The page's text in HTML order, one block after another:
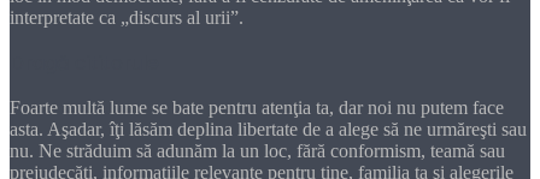
interpretate ca „discurs al urii”.
Foarte multă lume se bate pentru atenţia ta, dar noi nu putem face
asta. Aşadar, îţi lăsăm deplina libertate de a alege să ne urmăreşti sau
nu. Ne străduim să adunăm la un loc, fără conformism, teamă sau
prejudecăţi, informaţiile relevante pentru tine, familia ta şi alegerile